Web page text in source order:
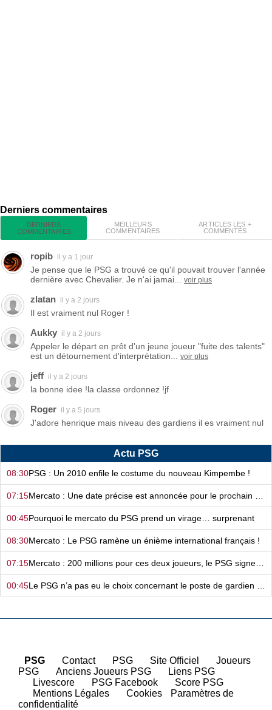
Derniers commentaires
DERNIERS
COMMENTAIRES
MEILLEURS
COMMENTAIRES
ARTICLES LES +
COMMENTÉS
ropib il y a 1 jour
Je pense que le PSG a trouvé ce qu'il pouvait trouver l'année
dernière avec Chevalier. Je n'ai jamai...
voir plus
zlatan il y a 2 jours
Il est vraiment nul Roger !
Aukky il y a 2 jours
Appeler le départ en prêt d'un jeune joueur "fuite des talents"
est un détournement d'interprétation...
voir plus
jeff il y a 2 jours
la bonne idee !la classe ordonnez !jf
Roger il y a 5 jours
J'adore henrique mais niveau des gardiens il es vraiment nul
Actu PSG
08:30PSG : Un 2010 enfile le costume du nouveau Kimpembe !
07:15
00:45Pourquoi le mercato du PSG prend un virage… surprenant
08:30Mercato : Le PSG ramène un énième international français !
07:15
00:45
08:31
Le PSG assoit un peu plus sa domination grâce à l’IA ?
PSG Contact PSG Site Officiel
Joueurs
PSG
Anciens Joueurs PSG
Liens PSG
Livescore PSG Facebook
Score PSG
Mentions Légales Cookies
Paramètres de
confidentialité